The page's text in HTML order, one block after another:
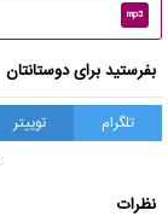
mp3
بفرستید برای دوستانتان
تلگرام توییتر
نظرات